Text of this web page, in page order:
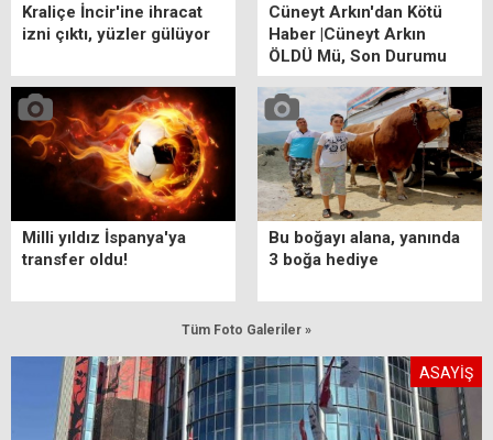
Kraliçe İncir'ine ihracat
izni çıktı, yüzler gülüyor
Cüneyt Arkın'dan Kötü
Haber |Cüneyt Arkın
ÖLDÜ Mü, Son Durumu
ne? Cüneyt Arkın Kimdir?
Milli yıldız İspanya'ya
transfer oldu!
Bu boğayı alana, yanında
3 boğa hediye
Tüm Foto Galeriler »
ASAYİŞ